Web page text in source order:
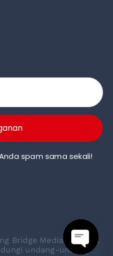
spam sama sekali!
Bridge Media Pte. Ltd.
undang-undang.